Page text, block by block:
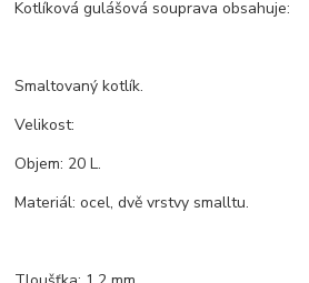
Kotlíková gulášová souprava obsahuje:
Smaltovaný kotlík.
Velikost:
Objem: 20 L.
Materiál: ocel, dvě vrstvy smalltu.